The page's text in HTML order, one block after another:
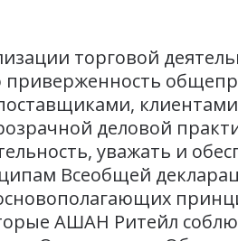
торговой
приверженность
деловой
уважать и
Всеобщей
АШАН Ритейл